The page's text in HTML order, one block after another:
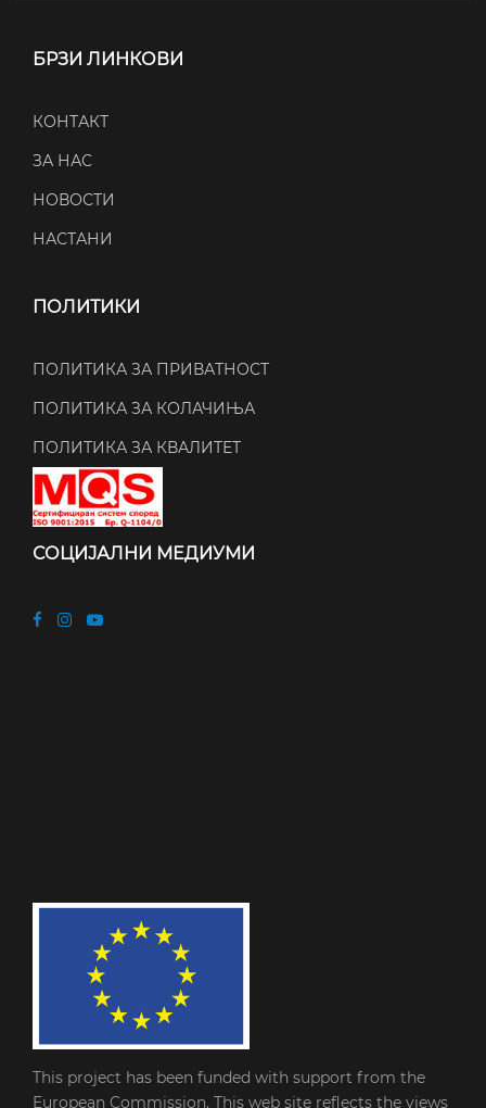
БРЗИ ЛИНКОВИ
КОНТАКТ
ЗА НАС
НОВОСТИ
НАСТАНИ
ПОЛИТИКИ
ПОЛИТИКА ЗА ПРИВАТНОСТ
ПОЛИТИКА ЗА КОЛАЧИЊА
ПОЛИТИКА ЗА КВАЛИТЕТ
СОЦИЈАЛНИ МЕДИУМИ
This project has been funded with support from the
European Commission. This web site reflects the views